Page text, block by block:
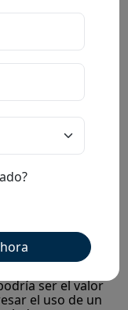
de
completa.
en motos
compras en
pueden ser los
ser el valor
el uso de un